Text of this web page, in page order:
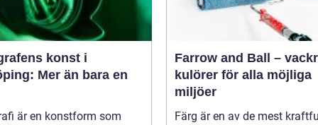
konst i
Mer än bara en
är en konstform som
Farrow and Ball –
kulörer för alla möjliga
miljöer
Färg är en av de mest